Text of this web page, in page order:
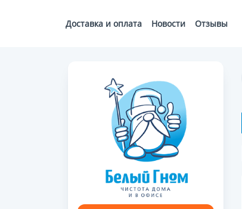
Доставка и оплата Новости Отзывы